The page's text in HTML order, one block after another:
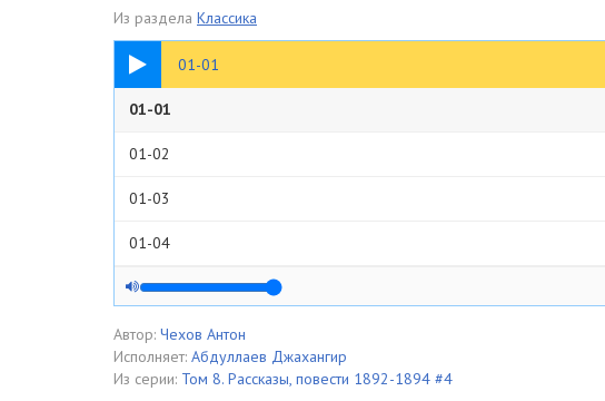
Из раздела Классика
01-01
09:38
01-01
01-02
01-03
01-04
01-05
01-06
01-07
Автор: Чехов Антон
Исполняет: Абдуллаев Джахангир
Из серии: Том 8. Рассказы, повести 1892-1894 #4